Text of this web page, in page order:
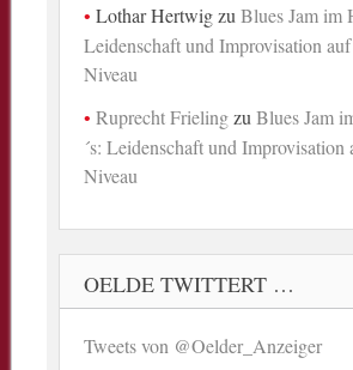
Lothar HertwigzuBlues Jam im
Leidenschaft und Improvisation
Niveau
Ruprecht FrielingzuBlues Jam
´s: Leidenschaft und Improvisation
Niveau
OELDE TWITTERT …
Tweets von @Oelder_Anzeiger